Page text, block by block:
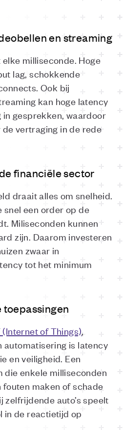
en streaming
milliseconde. Hoge
lag, schokkende
Ook bij
kan hoge latency
gesprekken, waardoor
vertraging in de rede
financiële sector
draait alles om snelheid.
snel een order op de
Miliseconden kunnen
zijn. Daarom investeren
zwaar in
tot het minimum
toepassingen
(Internet of Things),
automatisering is latency
en veiligheid. Een
enkele milliseconden
maken of schade
zelfrijdende auto’s speelt
in de reactietijd op